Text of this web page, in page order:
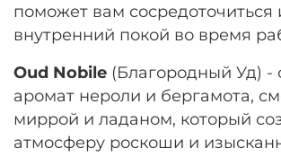
поможет вам сосредоточиться
внутренний покой во время
Oud Nobile (Благородный Уд) -
аромат нероли и бергамота,
миррой и ладаном, который
атмосферу роскоши и